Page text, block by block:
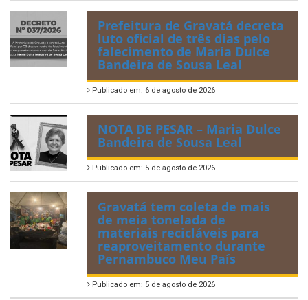
Prefeitura de Gravatá decreta
luto oficial de três dias pelo
falecimento de Maria Dulce
Bandeira de Sousa Leal
Publicado em: 6 de agosto de 2026
NOTA DE PESAR – Maria Dulce
Bandeira de Sousa Leal
Publicado em: 5 de agosto de 2026
Gravatá tem coleta de mais
de meia tonelada de
materiais recicláveis para
reaproveitamento durante
Pernambuco Meu País
Publicado em: 5 de agosto de 2026